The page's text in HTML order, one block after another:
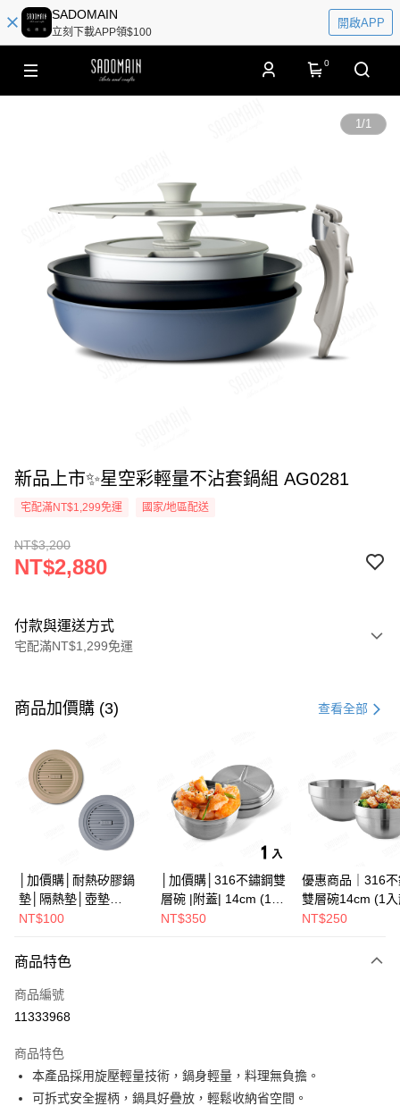
SADOMAIN
立刻下載APP領$100
開啟APP
0
1/1
新品上市✨星空彩輕量不沾套鍋組 AG0281
宅配滿NT$1,299免運 國家/地區配送
NT$3,200
NT$2,880
付款與運送方式
宅配滿NT$1,299免運
信用卡一次付款
Apple Pay
街口支付
Google Pay
全盈+PAY
※ 下單後（不含訂購當天），現貨商品將於１－３個工作天寄出，
每筆NT$85，滿NT$1,299(含以上)免運費
海外中華郵政配送
商品加價購 (3) 查看全部
│加價購│耐熱矽膠鍋
墊│隔熱墊│壺墊
NT$100
│加價購│316不鏽鋼雙
層碗 |附蓋| 14cm (1入
散裝) SG0141
NT$350
優惠商品｜316
雙層碗14cm (1
SG0140
NT$250
商品特色
商品編號
11333968
商品特色
本產品採用旋壓輕量技術，鍋身輕量，料理無負擔。
可拆式安全握柄，鍋具好疊放，輕鬆收納省空間。